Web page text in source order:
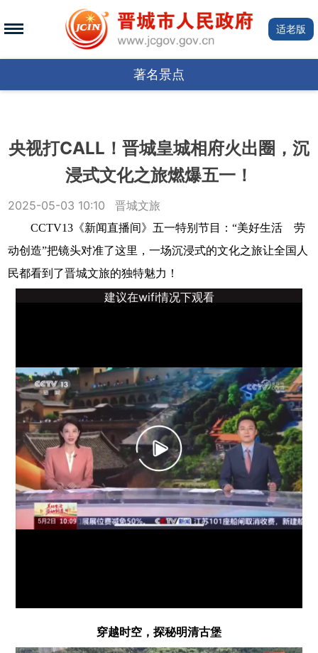
适老版
著名景点
央视打CALL！晋城皇城相府火出圈，沉
浸式文化之旅燃爆五一！
2025-05-03 10:10 晋城文旅
CCTV13《新闻直播间》五一特别节目：“美好生活 劳
动创造”把镜头对准了这里，一场沉浸式的文化之旅让全国人
民都看到了晋城文旅的独特魅力！
穿越时空，探秘明清古堡